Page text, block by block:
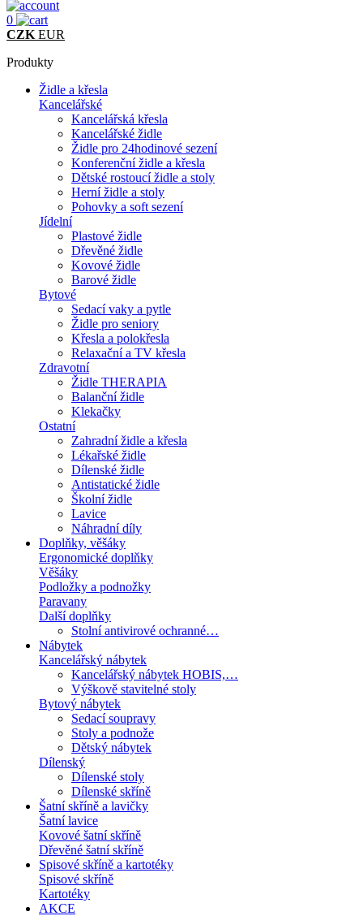
0
CZK EUR
Produkty
Židle a křesla
Kancelářské
Kancelářská křesla
Kancelářské židle
Židle pro 24hodinové sezení
Konferenční židle a křesla
Dětské rostoucí židle a stoly
Herní židle a stoly
Pohovky a soft sezení
Jídelní
Plastové židle
Dřevěné židle
Kovové židle
Barové židle
Bytové
Sedací vaky a pytle
Židle pro seniory
Křesla a polokřesla
Relaxační a TV křesla
Zdravotní
Židle THERAPIA
Balanční židle
Klekačky
Ostatní
Zahradní židle a křesla
Lékařské židle
Dílenské židle
Antistatické židle
Školní židle
Lavice
Náhradní díly
Doplňky, věšáky
Ergonomické doplňky
Věšáky
Podložky a podnožky
Paravany
Další doplňky
Stolní antivirové ochranné…
Nábytek
Kancelářský nábytek
Kancelářský nábytek HOBIS,…
Výškově stavitelné stoly
Bytový nábytek
Sedací soupravy
Stoly a podnože
Dětský nábytek
Dílenský
Dílenské stoly
Dílenské skříně
Šatní skříně a lavičky
Šatní lavice
Kovové šatní skříně
Dřevěné šatní skříně
Spisové skříně a kartotéky
Spisové skříně
Kartotéky
AKCE